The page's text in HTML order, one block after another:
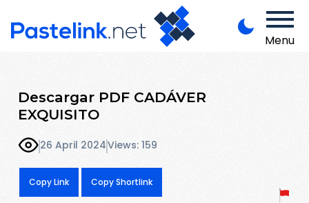
Menu
Descargar PDF CADÁVER
EXQUISITO
26 April 2024Views: 159
Copy Link Copy Shortlink